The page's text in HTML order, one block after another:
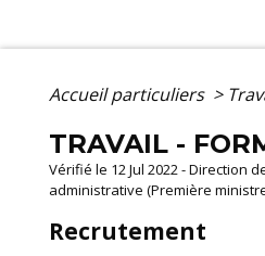
Accueil particuliers >
TRAVAIL -
Vérifié le 12 Jul 2022 - Direction
administrative (Première
Recrutement